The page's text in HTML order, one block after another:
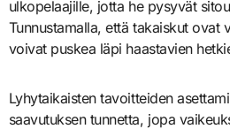
ulkopelaajille, jotta he pysyvät
Tunnustamalla, että takaiskut ovat
voivat puskea läpi haastavien
Lyhytaikaisten tavoitteiden
saavutuksen tunnetta, jopa